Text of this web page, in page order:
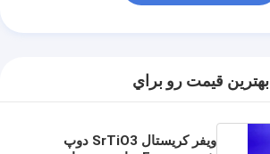
بهترين قيمت رو براي
ویفر کریستال SrTiO3 دوپ